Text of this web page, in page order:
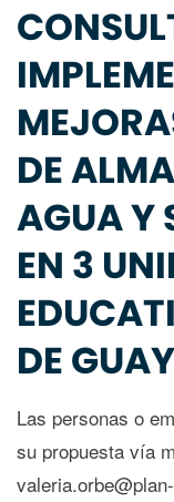
DE
AGUA Y
EN 3
DE
Las personas o
su propuesta vía